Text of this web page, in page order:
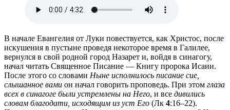
В начале Евангелия от Луки повествуется, как Христос, после
искушения в пустыне проведя некоторое время в Галилее,
вернулся в свой родной город Назарет и, войдя в синагогу,
начал читать Священное Писание — Книгу пророка Исаии.
После этого со словами Ныне исполнилось писание сие,
слышанное вами он начал говорить проповедь. При этом глаза
всех в синагоге были устремлены на Него, и все дивились
словам благодати, исходящим из уст Его (Лк 4:16–22).